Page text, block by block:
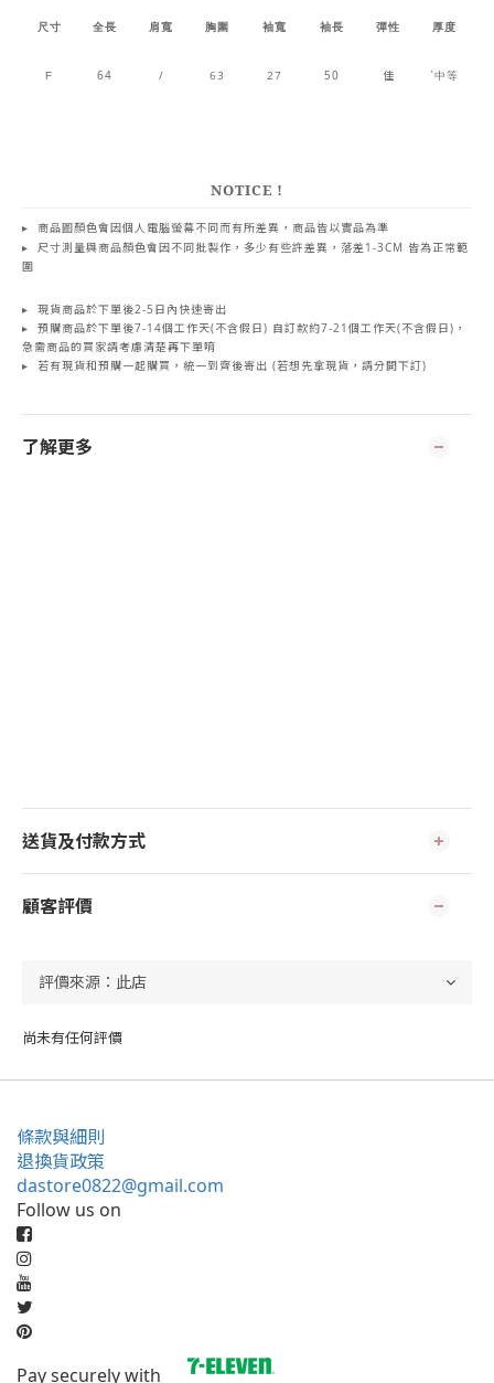
尺寸 全長 肩寬 胸圍 袖寬 袖長 彈性 厚度
F 64 / 63 27 50 佳 ˋ中等
NOTICE !
▸
商品圖顏色會因個人電腦螢幕不同而有所差異，商品皆以實品為準
▸ 尺寸測量與商品顏色會因不同批製作，多少有些許差異，落差1-3CM 皆為正常範
圍
▸
現貨商品於下單後2-5日內快速寄出
▸
預購商品於下單後7-14個工作天(不含假日) 自訂款約7-21個工作天(不含假日) ，
急需商品的買家請考慮清楚再下單唷
▸
若有現貨和預購一起購買，統一到齊後寄出 (若想先拿現貨，請分開下訂)
了解更多
送貨及付款方式
顧客評價
尚未有任何評價
條款與細則
退換貨政策
dastore0822@gmail.com
Follow us on
Pay securely with